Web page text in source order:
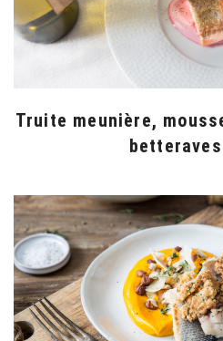
Truite meunière,